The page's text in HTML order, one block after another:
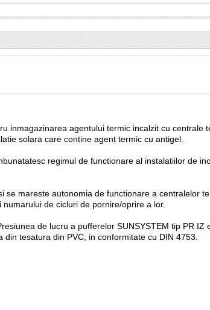
inmagazinarea agentului termic incalzit cu centrale
solara care contine agent termic cu antigel.
regimul de functionare al instalatiilor de
mareste autonomia de functionare a centralelor
de cicluri de pornire/oprire a lor.
de lucru a pufferelor SUNSYSTEM tip PR IZ
tesatura din PVC, in conformitate cu DIN 4753.